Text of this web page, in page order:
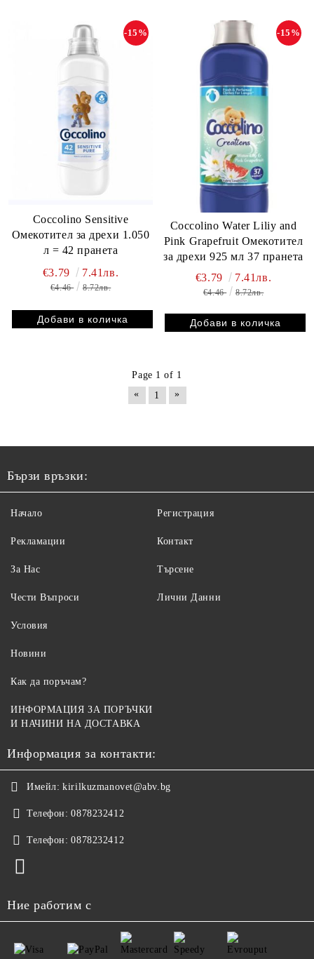
Coccolino Sensitive
Омекотител за дрехи 1.050
л = 42 пранета
-15%
€3.79 7.41лв.
€4.46 8.72лв.
Coccolino Water Liliy and
Pink Grapefruit Омекотител
за дрехи 925 мл 37 пранета
-15%
€3.79 7.41лв.
€4.46 8.72лв.
Page 1 of 1
«
1 »
Бързи връзки:
Начало
Рекламации
За Нас
Чести Въпроси
Регистрация
Контакт
Търсене
Лични Данни
Условия
Новини
Как да поръчам?
ИНФОРМАЦИЯ ЗА ПОРЪЧКИ
И НАЧИНИ НА ДОСТАВКА
Информация за контакти:
Имейл: kirilkuzmanovet@abv.bg
Телефон: 0878232412
Телефон: 0878232412
Ние работим с